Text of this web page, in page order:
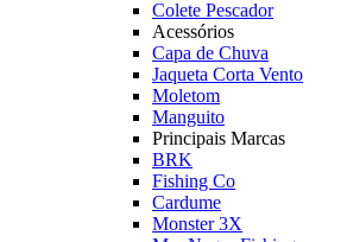
Colete Pescador
Acessórios
Capa de Chuva
Jaqueta Corta Vento
Moletom
Manguito
Principais Marcas
BRK
Fishing Co
Cardume
Monster 3X